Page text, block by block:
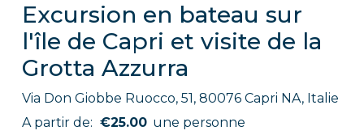
Excursion en bateau sur
l'île de Capri et visite de la
Grotta Azzurra
Via Don Giobbe Ruocco, 51, 80076 Capri NA, Italie
A partir de: €25.00 une personne